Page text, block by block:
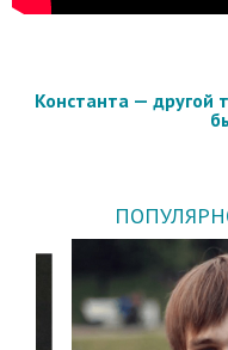
Константа — другой